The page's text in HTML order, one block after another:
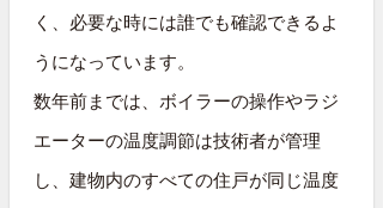
く、必要な時には誰でも確認できるよ
うになっています。
数年前までは、ボイラーの操作やラジ
エーターの温度調節は技術者が管理
し、建物内のすべての住戸が同じ温度